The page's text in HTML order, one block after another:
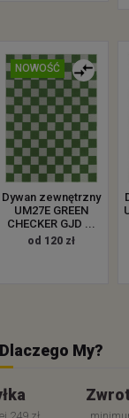
NOWOŚĆ
Dywan zewnętrzny
UM27E GREEN
CHECKER GJD ...
od 120 zł
Dlaczego My?